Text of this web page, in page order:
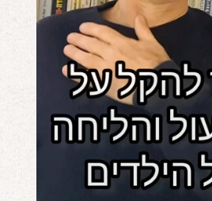
יצירת קשר
052-6868768